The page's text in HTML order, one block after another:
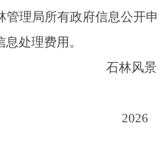
管理局所有政府信息公开申
处理费用。
石林风景
2026